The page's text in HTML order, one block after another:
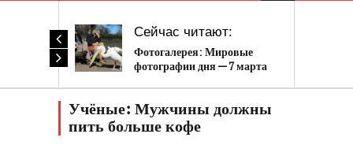
Сейчас читают:
Фотогалерея: Мировые
фотографии дня — 7 марта
Учёные: Мужчины должны
пить больше кофе